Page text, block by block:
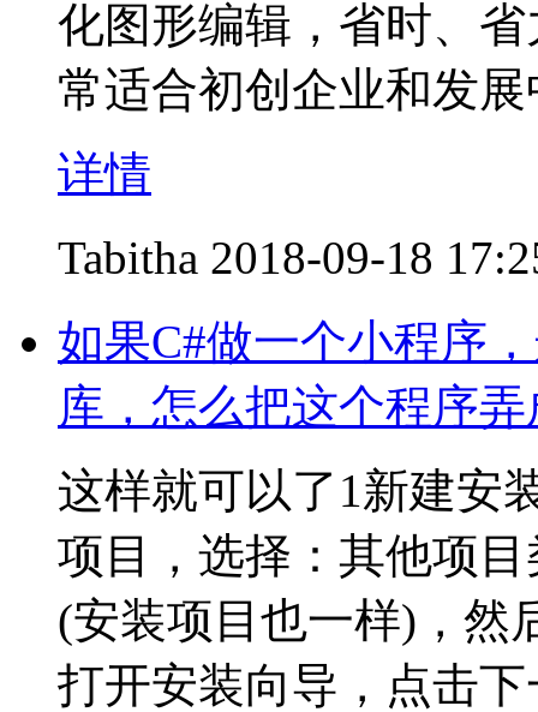
化图形编辑，省时、
常适合初创企业和发
详情
Tabitha 2018-09-18
如果C#做一个小程序
库，怎么把这个程序
这样就可以了1新建安
项目，选择：其他项
(安装项目也一样)，然
打开安装向导，点击